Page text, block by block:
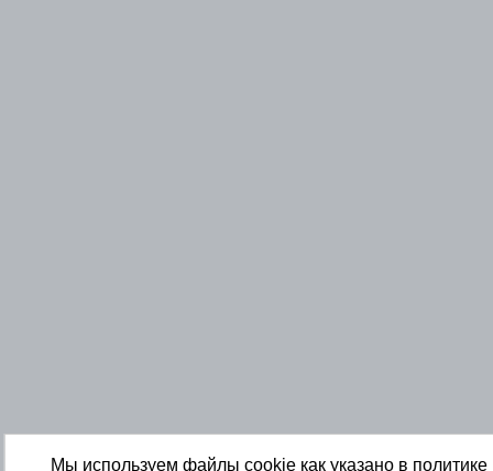
Мы используем файлы cookie как указано в